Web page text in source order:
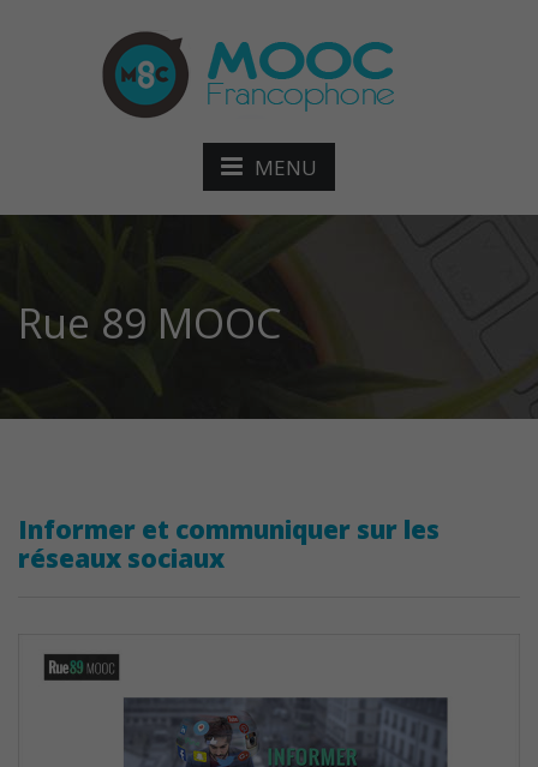
MENU
Rue 89 MOOC
Informer et communiquer sur les
réseaux sociaux